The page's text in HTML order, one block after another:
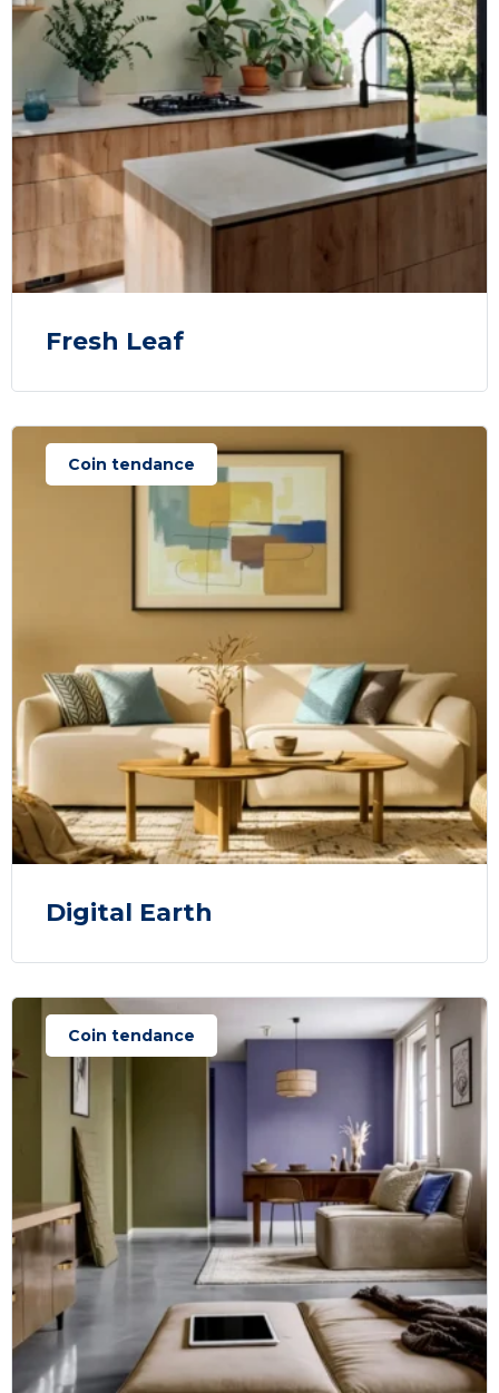
Fresh Leaf
Coin tendance
Digital Earth
Coin tendance